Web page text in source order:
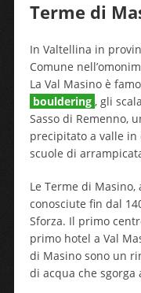
Terme di
In Valtellina in
Comune
La Val Masino è
bouldering , gli
Sasso di Remenno,
precipitato a valle in
scuole di
Le Terme di Masino,
conosciute fin dal
Sforza. Il primo
primo hotel a Val
di Masino sono un
di acqua che sgorga